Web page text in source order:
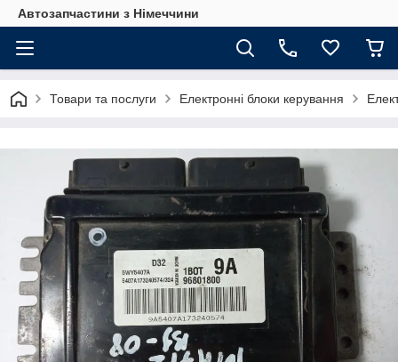
Автозапчастини з Німеччини
Товари та послуги Електронні блоки керування